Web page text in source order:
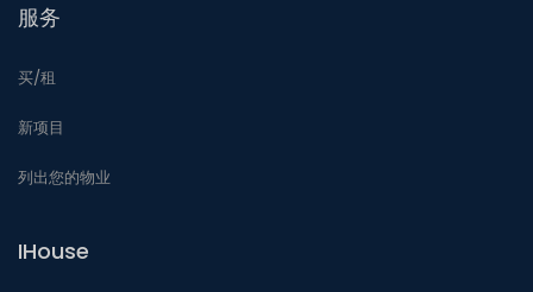
服务
买/租
新项目
列出您的物业
IHouse